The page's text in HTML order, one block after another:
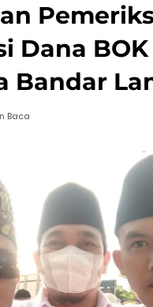
Dana
Bandar
Baca